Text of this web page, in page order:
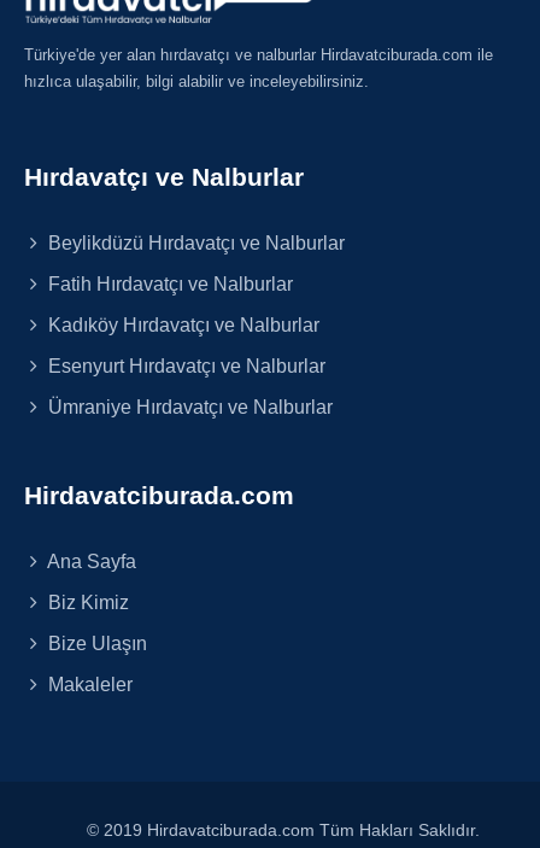
Türkiye'de yer alan hırdavatçı ve nalburlar Hirdavatciburada.com ile
hızlıca ulaşabilir, bilgi alabilir ve inceleyebilirsiniz.
Hırdavatçı ve Nalburlar
Beylikdüzü Hırdavatçı ve Nalburlar
Fatih Hırdavatçı ve Nalburlar
Kadıköy Hırdavatçı ve Nalburlar
Esenyurt Hırdavatçı ve Nalburlar
Ümraniye Hırdavatçı ve Nalburlar
Hirdavatciburada.com
Ana Sayfa
Biz Kimiz
Bize Ulaşın
Makaleler
© 2019 Hirdavatciburada.com Tüm Hakları Saklıdır.